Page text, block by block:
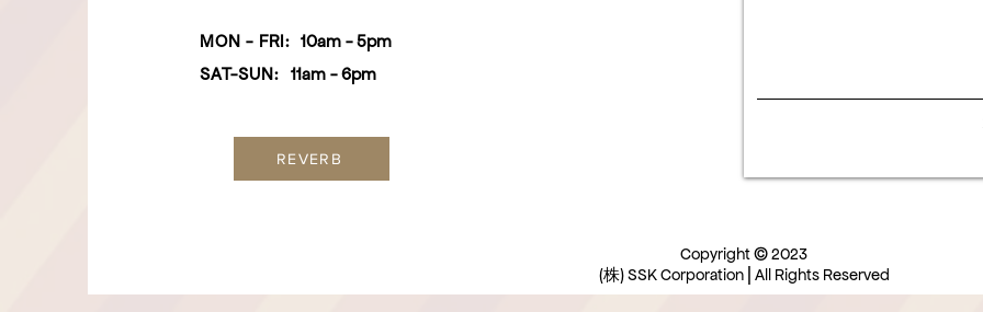
MON - FRI: 10am - 5pm
SAT-SUN:11am - 6pm
REVERB
Copyright©2023
(株) SSK Corporation
All Rights Reserved